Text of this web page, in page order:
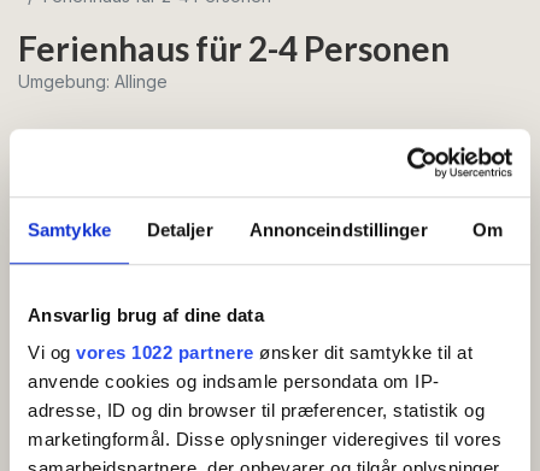
Samtykke Detaljer Annonceindstillinger Om
Ansvarlig brug af dine data
Vi og vores 1022 partnere ønsker dit samtykke til at
anvende cookies og indsamle persondata om IP-
adresse, ID og din browser til præferencer, statistik og
marketingformål. Disse oplysninger videregives til vores
Ferienhaus für 2-4 Personen
Umgebung: Allinge
WLAN
Schönes Ferienhaus von 45 m² mit einem
Ferienhaus von 45 m²: Eingangshalle, Badezimmer,
Schlafzimmer mit 2 Betten, kombinierter Wohn- und
Schlafraum mit zwei Schlafplätzen (Schlafsofa), TV,
Küche mit Herd, Kühlschrank mit kleinem Gefrierfach,